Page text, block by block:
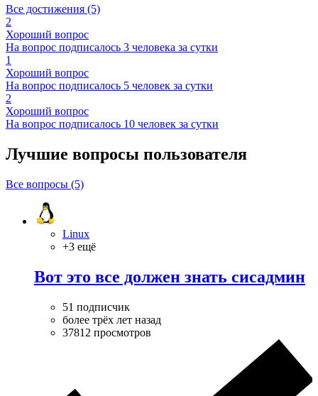
Все достижения (5)
2
Хороший вопрос
На вопрос подписалось 3 человека за сутки
1
Хороший вопрос
На вопрос подписалось 5 человек за сутки
2
Хороший вопрос
На вопрос подписалось 10 человек за сутки
Лучшие вопросы пользователя
Все вопросы (5)
Linux
+3 ещё
Вот это все должен знать сисадмин
51 подписчик
более трёх лет назад
37812 просмотров